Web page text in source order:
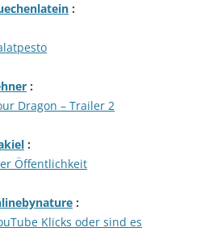
:
:
Dragon – Trailer 2
:
Öffentlichkeit
:
Klicks oder sind es